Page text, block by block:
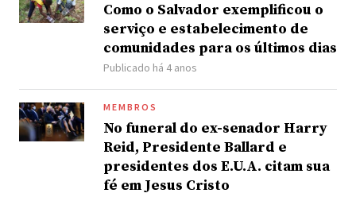
Como o Salvador exemplificou o
serviço e estabelecimento de
comunidades para os últimos dias
Publicado há 4 anos
MEMBROS
No funeral do ex-senador Harry
Reid, Presidente Ballard e
presidentes dos E.U.A. citam sua
fé em Jesus Cristo